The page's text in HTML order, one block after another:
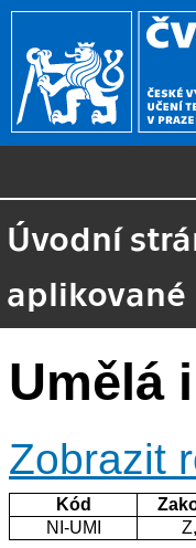
Úvodní
Umělá
Zobrazit
Kód
NI-UMI